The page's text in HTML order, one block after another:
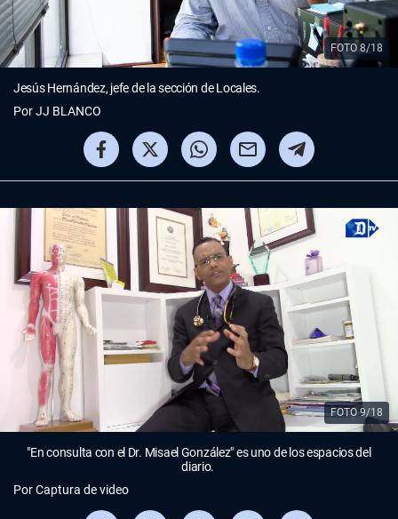
FOTO 8/18
PorJJ BLANCO
Jesús Hernández, jefe de la sección de Locales.
FOTO 9/18
PorCaptura de video
"En consulta con el Dr. Misael González" es uno de los espacios del
diario.